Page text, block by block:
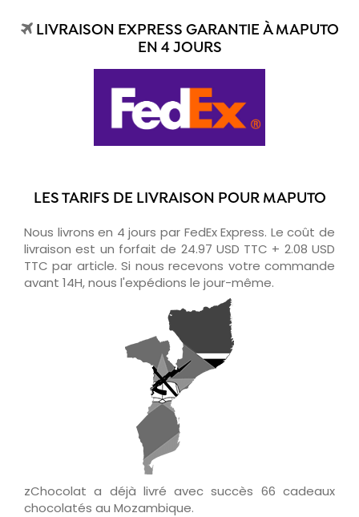
LIVRAISON EXPRESS GARANTIE À MAPUTO
EN 4 JOURS
LES TARIFS DE LIVRAISON POUR MAPUTO
Nous livrons en 4 jours par FedEx Express. Le coût de
livraison est un forfait de 24.97 USD TTC + 2.08 USD
TTC par article. Si nous recevons votre commande
avant 14H, nous l'expédions le jour-même.
zChocolat a déjà livré avec succès 66 cadeaux
chocolatés au Mozambique.